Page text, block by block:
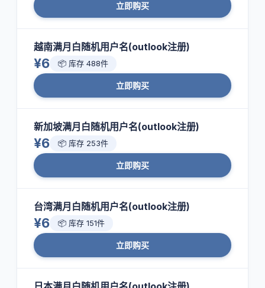
立即购买
越南满月白随机用户名(outlook注册)
¥6 📦 库存 488件
立即购买
新加坡满月白随机用户名(outlook注册)
¥6 📦 库存 253件
立即购买
台湾满月白随机用户名(outlook注册)
¥6 📦 库存 151件
立即购买